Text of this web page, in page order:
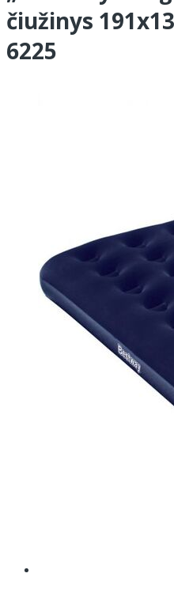
čiužinys
6225